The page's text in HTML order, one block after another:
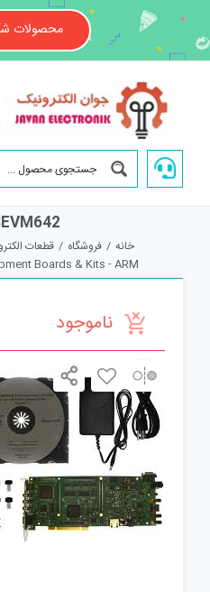
content
محصولات
خانه / فروشگاه / قطعات
Boards & Kits - ARM
ناموجود